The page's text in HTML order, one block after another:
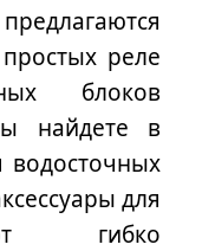
реле
блоков
найдете в
водосточных
для
гибко